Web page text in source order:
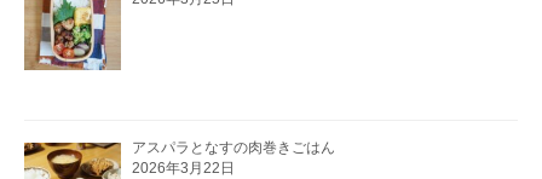
アスパラとなすの肉巻きごはん
2026年3月22日